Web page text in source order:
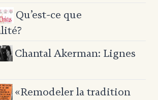
Qu’est-ce que
Chantal Akerman: Lignes
«Remodeler la tradition